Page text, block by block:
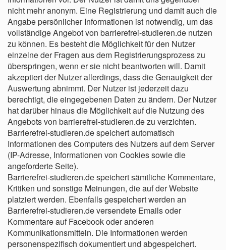
nicht mehr anonym. Eine Registrierung und damit auch die
Angabe persönlicher Informationen ist notwendig, um das
vollständige Angebot von barrierefrei-studieren.de nutzen
zu können. Es besteht die Möglichkeit für den Nutzer
einzelne der Fragen aus dem Registrierungsprozess zu
überspringen, wenn er sie nicht beantworten will. Damit
akzeptiert der Nutzer allerdings, dass die Genauigkeit der
Auswertung abnimmt. Der Nutzer ist jederzeit dazu
berechtigt, die eingegebenen Daten zu ändern. Der Nutzer
hat darüber hinaus die Möglichkeit auf die Nutzung des
Angebots von barrierefrei-studieren.de zu verzichten.
Barrierefrei-studieren.de speichert automatisch
Informationen des Computers des Nutzers auf dem Server
(IP-Adresse, Informationen von Cookies sowie die
angeforderte Seite).
Barrierefrei-studieren.de speichert sämtliche Kommentare,
Kritiken und sonstige Meinungen, die auf der Website
platziert werden. Ebenfalls gespeichert werden an
Barrierefrei-studieren.de versendete Emails oder
Kommentare auf Facebook oder anderen
Kommunikationsmitteln. Die Informationen werden
personenspezifisch dokumentiert und abgespeichert.